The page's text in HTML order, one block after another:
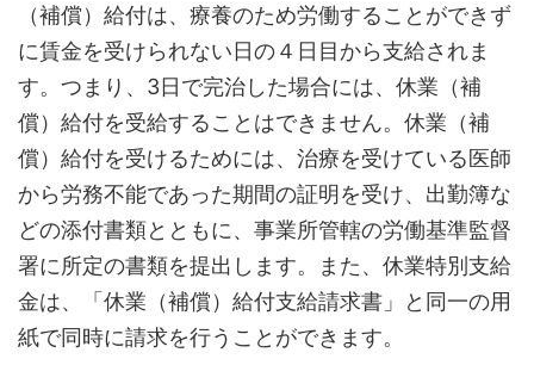
（補償）給付は、療養のため労働することができず
に賃金を受けられない日の４日目から支給されま
す。つまり、3日で完治した場合には、休業（補
償）給付を受給することはできません。休業（補
償）給付を受けるためには、治療を受けている医師
から労務不能であった期間の証明を受け、出勤簿な
どの添付書類とともに、事業所管轄の労働基準監督
署に所定の書類を提出します。また、休業特別支給
金は、「休業（補償）給付支給請求書」と同一の用
紙で同時に請求を行うことができます。